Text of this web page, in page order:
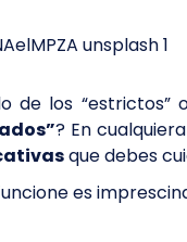
de los
? En
que debes
es